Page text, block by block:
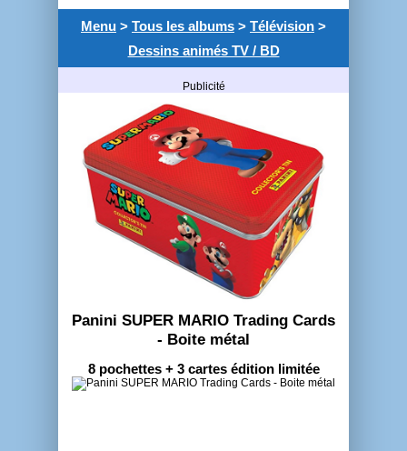
Menu > Tous les albums > Télévision >
Dessins animés TV / BD
Publicité
Panini SUPER MARIO Trading Cards
- Boite métal
8 pochettes + 3 cartes édition limitée